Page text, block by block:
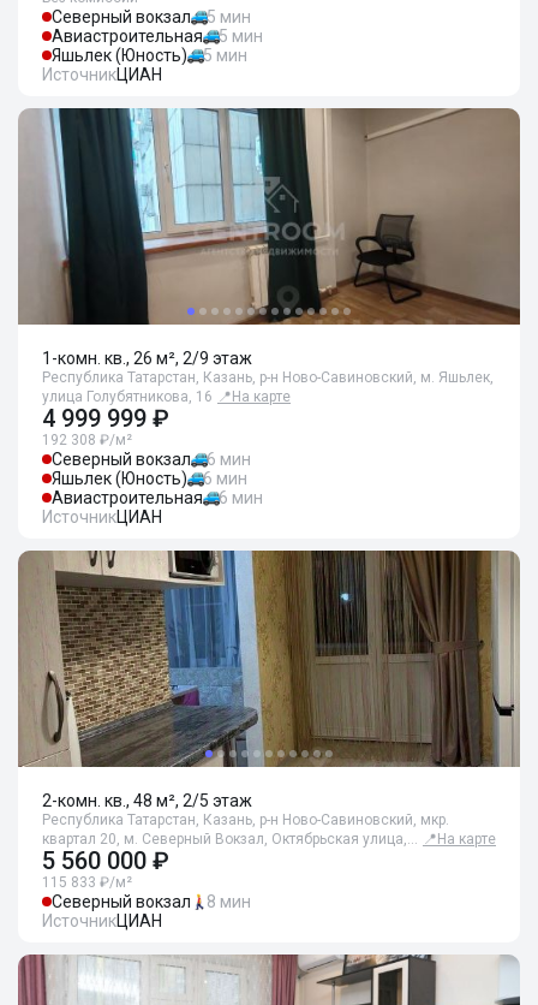
Северный вокзал
5 мин
Авиастроительная
5 мин
Яшьлек (Юность)
5 мин
ИсточникЦИАН
1-комн. кв., 26 м², 2/9 этаж
Республика Татарстан, Казань, р-н Ново-Савиновский, м. Яшьлек,
улица Голубятникова, 16 📍 На карте
4 999 999 ₽
192 308 ₽/м²
Северный вокзал
6 мин
Яшьлек (Юность)
6 мин
Авиастроительная
6 мин
ИсточникЦИАН
2-комн. кв., 48 м², 2/5 этаж
Республика Татарстан, Казань, р-н Ново-Савиновский, мкр.
квартал 20, м. Северный Вокзал, Октябрьская улица,… 📍 На карте
5 560 000 ₽
115 833 ₽/м²
Северный вокзал
8 мин
ИсточникЦИАН